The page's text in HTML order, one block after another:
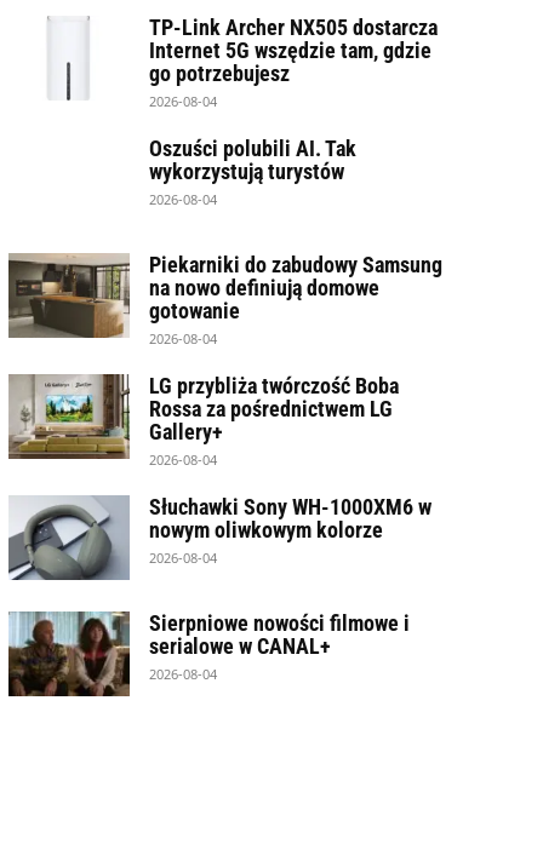
TP-Link Archer NX505 dostarcza
Internet 5G wszędzie tam, gdzie
go potrzebujesz
2026-08-04
Oszuści polubili AI. Tak
wykorzystują turystów
2026-08-04
Piekarniki do zabudowy Samsung
na nowo definiują domowe
gotowanie
2026-08-04
LG przybliża twórczość Boba
Rossa za pośrednictwem LG
Gallery+
2026-08-04
Słuchawki Sony WH-1000XM6 w
nowym oliwkowym kolorze
2026-08-04
Sierpniowe nowości filmowe i
serialowe w CANAL+
2026-08-04